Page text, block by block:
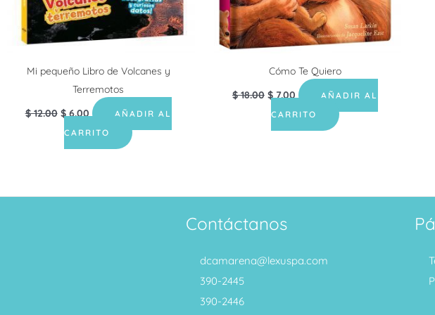
Mi pequeño Libro de Volcanes y
Terremotos
$12.00 $6.00
AÑADIR AL
CARRITO
Cómo Te Quiero
$18.00 $7.00
AÑADIR AL
CARRITO
Contáctanos
dcamarena@lexuspa.com
390-2445
390-2446